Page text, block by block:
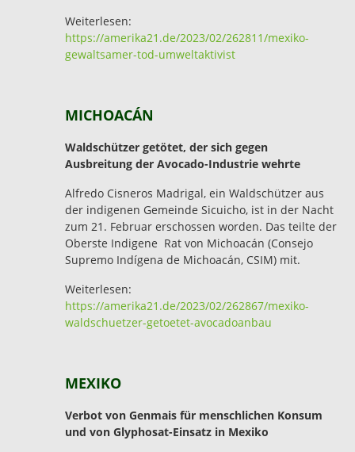
Weiterlesen:
https://amerika21.de/2023/02/262811/mexiko-
gewaltsamer-tod-umweltaktivist
MICHOACÁN
Waldschützer getötet, der sich gegen
Ausbreitung der Avocado-Industrie wehrte
Alfredo Cisneros Madrigal, ein Waldschützer aus
der indigenen Gemeinde Sicuicho, ist in der Nacht
zum 21. Februar erschossen worden. Das teilte der
Oberste Indigene Rat von Michoacán (Consejo
Supremo Indígena de Michoacán, CSIM) mit.
Weiterlesen:
https://amerika21.de/2023/02/262867/mexiko-
waldschuetzer-getoetet-avocadoanbau
MEXIKO
Verbot von Genmais für menschlichen Konsum
und von Glyphosat-Einsatz in Mexiko